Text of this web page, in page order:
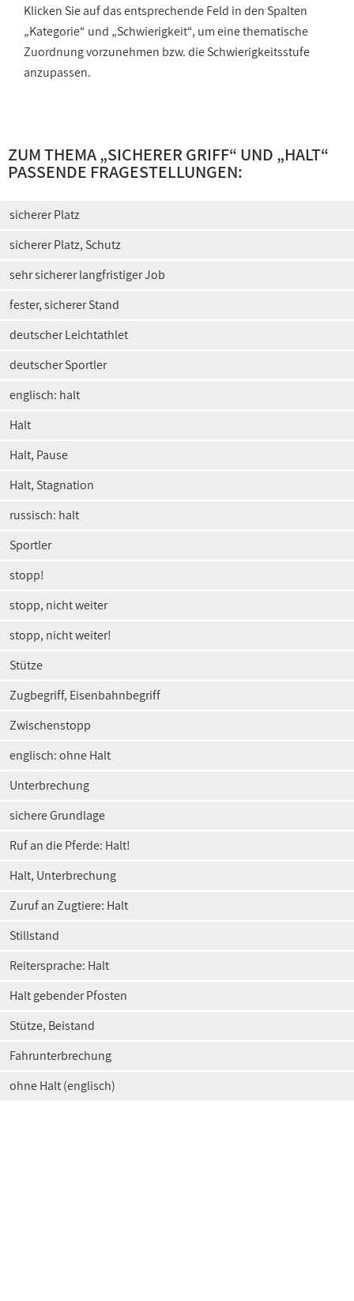
Klicken Sie auf das entsprechende Feld in den Spalten
„Kategorie“ und „Schwierigkeit“, um eine thematische
Zuordnung vorzunehmen bzw. die Schwierigkeitsstufe
anzupassen.
ZUM THEMA „SICHERER GRIFF“ UND „HALT“
PASSENDE FRAGESTELLUNGEN:
sicherer Platz
sicherer Platz, Schutz
sehr sicherer langfristiger Job
fester, sicherer Stand
deutscher Leichtathlet
deutscher Sportler
englisch: halt
Halt
Halt, Pause
Halt, Stagnation
russisch: halt
Sportler
stopp!
stopp, nicht weiter
stopp, nicht weiter!
Stütze
Zugbegriff, Eisenbahnbegriff
Zwischenstopp
englisch: ohne Halt
Unterbrechung
sichere Grundlage
Ruf an die Pferde: Halt!
Halt, Unterbrechung
Zuruf an Zugtiere: Halt
Stillstand
Reitersprache: Halt
Halt gebender Pfosten
Stütze, Beistand
Fahrunterbrechung
ohne Halt (englisch)